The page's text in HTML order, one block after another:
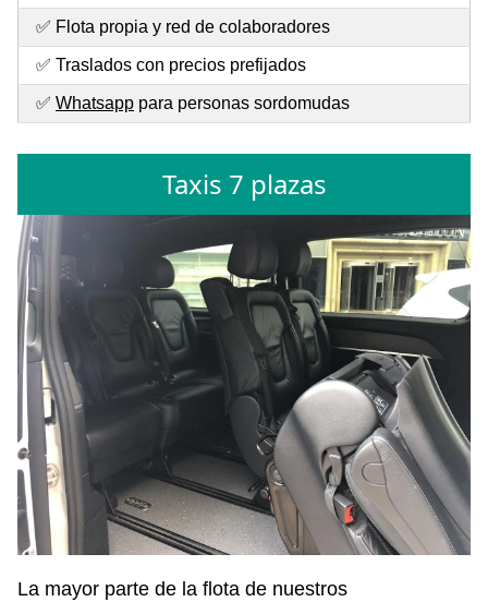
✅ Flota propia y red de colaboradores
✅ Traslados con precios prefijados
✅ Whatsapp para personas sordomudas
Taxis 7 plazas
La mayor parte de la flota de nuestros